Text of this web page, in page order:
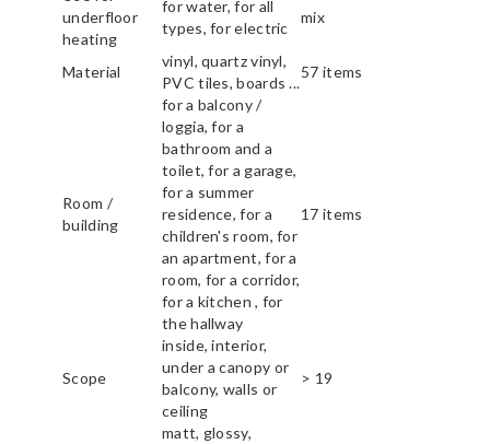
underfloor
heating
for water, for all
types, for electric
mix
Material
vinyl, quartz vinyl,
PVC tiles, boards ...
57 items
Room /
building
for a balcony /
loggia, for a
bathroom and a
toilet, for a garage,
for a summer
residence, for a
children's room, for
an apartment, for a
room, for a corridor,
for a kitchen , for
the hallway
17 items
Scope
inside, interior,
under a canopy or
balcony, walls or
ceiling
> 19
matt, glossy,